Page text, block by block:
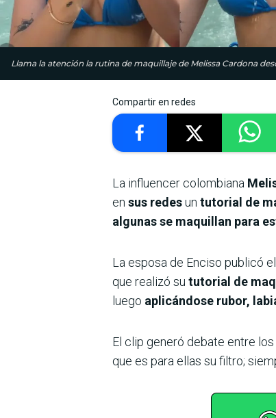
Llama la atención la rutina de maquillaje de Melissa Cardona
Compartir en redes
La influencer colombiana
en sus redesun tutorial de
algunas se maquillan para
La esposa de Enciso publicó
que realizó su tutorial de
luego aplicándose rubor,
El clip generó debate entre los
que es para ellas su filtro;